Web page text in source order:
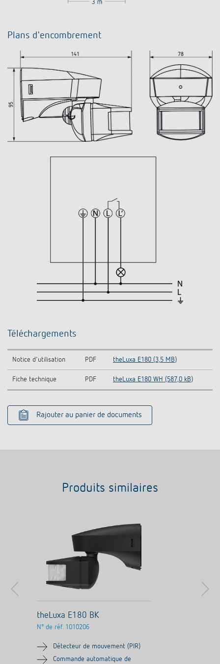
Plans d'encombrement
Téléchargements
Notice d'utilisation PDF theLuxa E180 (3,5 MB)
Fiche technique PDF theLuxa E180 WH (587,0 kB)
Rajouter au panier de documents
Produits similaires
theLuxa E180 BK
N° de réf. 1010206
Détecteur de mouvement (PIR)
Commande automatique de